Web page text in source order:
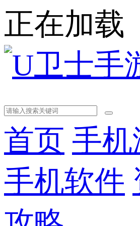
正在加载
首页 手机
手机软件